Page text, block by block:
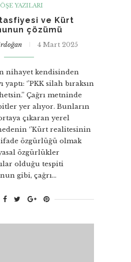
YAZILARI
tasfiyesi ve Kürt
çözümü
4 Mart 2025
nihayet kendisinden
‘’PKK silah bıraksın
Çağrı metninde
yer alıyor. Bunların
ortaya çıkaran yerel
‘’Kürt realitesinin
ifade özgürlüğü olmak
özgürlükler
olduğu tespiti
gibi, çağrı…